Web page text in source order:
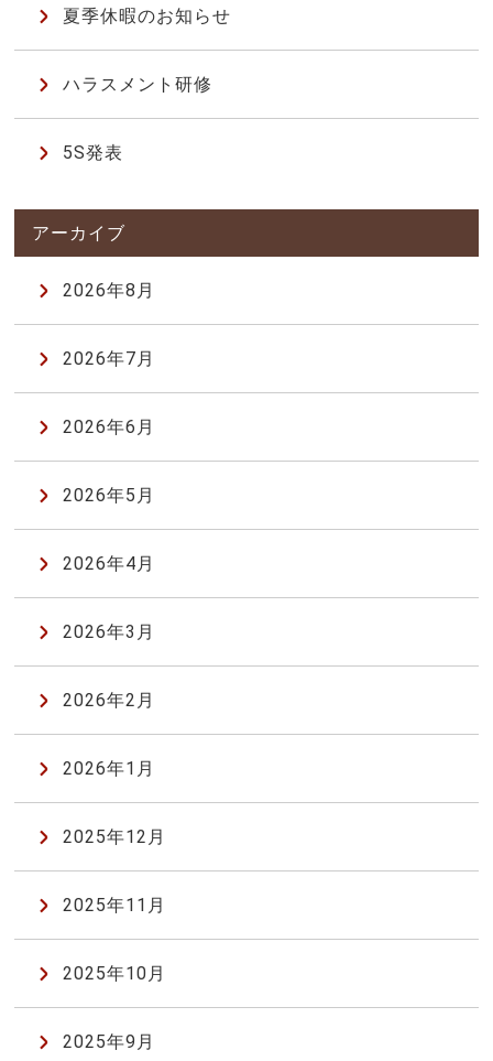
夏季休暇のお知らせ
ハラスメント研修
5S発表
2026年8月
2026年7月
2026年6月
2026年5月
2026年4月
2026年3月
2026年2月
2026年1月
2025年12月
2025年11月
2025年10月
2025年9月